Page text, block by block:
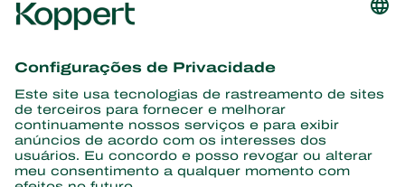
informações
Assine aqui
Parceiros com a natureza